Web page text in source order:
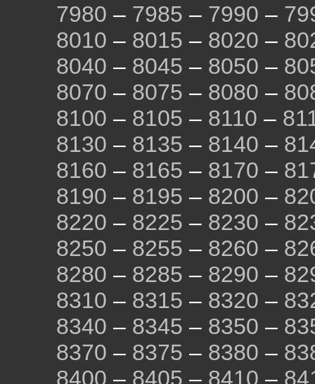
7980 – 7985 – 7990 –
8010 – 8015 – 8020 –
8040 – 8045 – 8050 –
8070 – 8075 – 8080 –
8100 – 8105 – 8110 –
8130 – 8135 – 8140 –
8160 – 8165 – 8170 –
8190 – 8195 – 8200 –
8220 – 8225 – 8230 –
8250 – 8255 – 8260 –
8280 – 8285 – 8290 –
8310 – 8315 – 8320 –
8340 – 8345 – 8350 –
8370 – 8375 – 8380 –
8400 – 8405 – 8410 –